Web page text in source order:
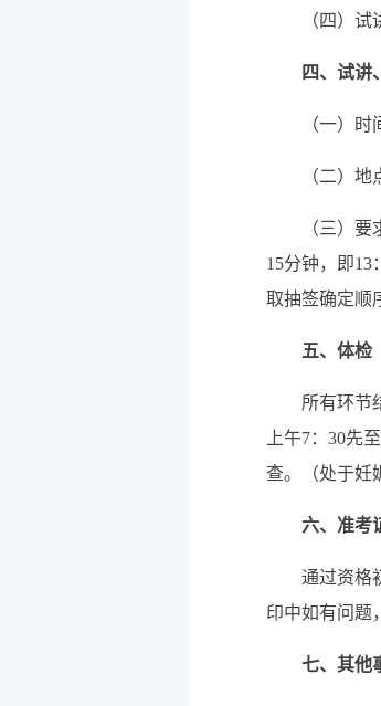
（四）
四、试讲
（一）时
（二）
（三）
15分钟，即13
取抽签确定顺
五、体检
所有环节
上午7：30先
查。（处于妊
六、 准考
通过资格
印中如有问题
七、其他